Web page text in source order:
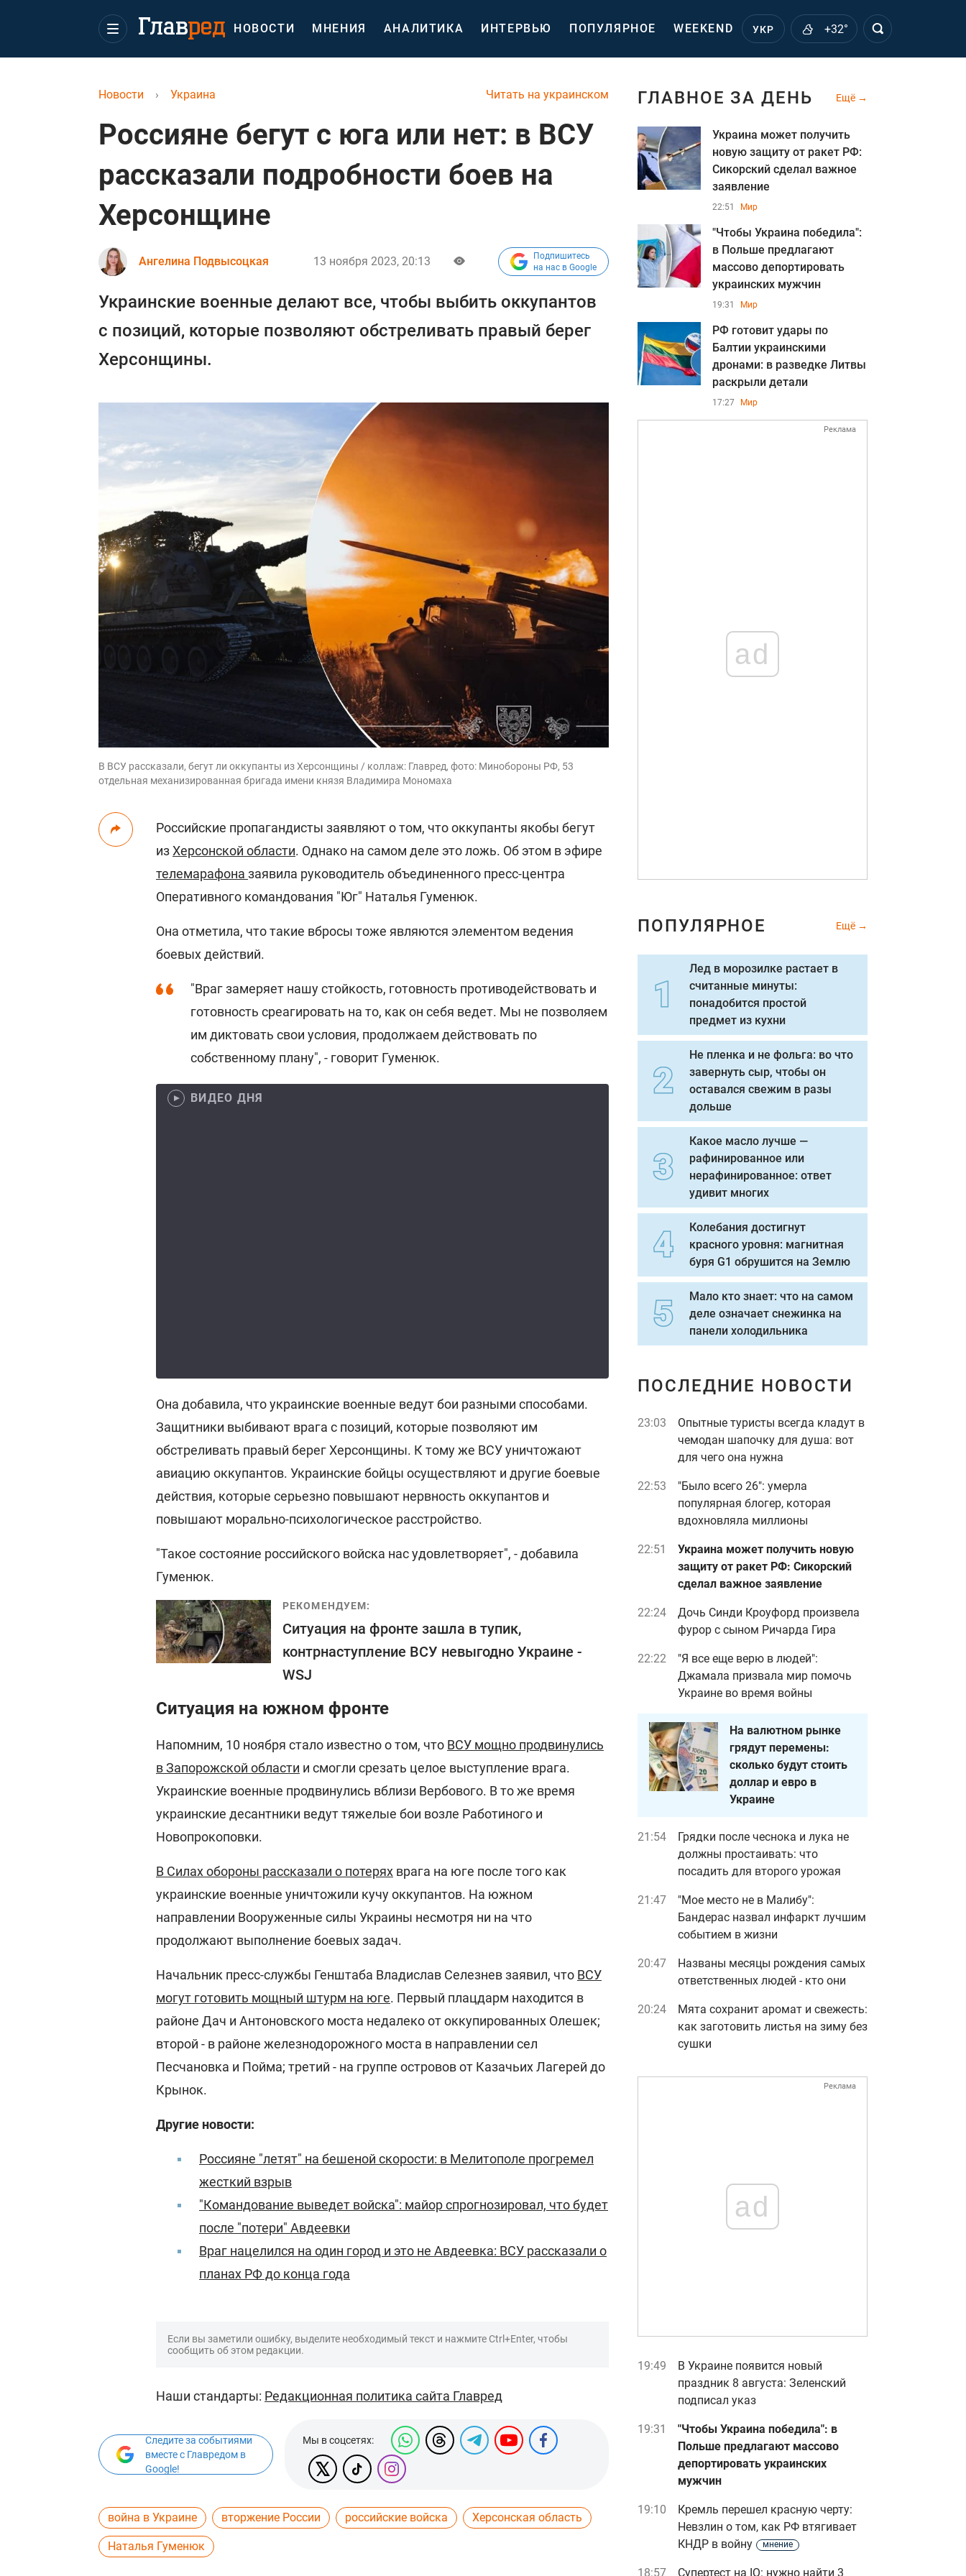
НОВОСТИ МНЕНИЯ АНАЛИТИКА ИНТЕРВЬЮ ПОПУЛЯРНОЕ WEEKEND УКР +32°
Читать на украинском
Новости › Украина
Россияне бегут с юга или нет: в ВСУ
рассказали подробности боев на
Херсонщине
Ангелина Подвысоцкая 13 ноября 2023, 20:13
Подпишитесь
на нас в Google
Украинские военные делают все, чтобы выбить оккупантов
с позиций, которые позволяют обстреливать правый берег
Херсонщины.
В ВСУ рассказали, бегут ли оккупанты из Херсонщины / коллаж: Главред, фото: Минобороны РФ, 53
отдельная механизированная бригада имени князя Владимира Мономаха
Российские пропагандисты заявляют о том, что оккупанты якобы бегут
изХерсонской области. Однако на самом деле это ложь. Об этом в эфире
телемарафона заявила руководитель объединенного пресс-центра
Оперативного командования "Юг" Наталья Гуменюк.
Она отметила, что такие вбросы тоже являются элементом ведения
боевых действий.
"Враг замеряет нашу стойкость, готовность противодействовать и
готовность среагировать на то, как он себя ведет. Мы не позволяем
им диктовать свои условия, продолжаем действовать по
собственному плану", - говорит Гуменюк.
ВИДЕО ДНЯ
Она добавила, что украинские военные ведут бои разными способами.
Защитники выбивают врага с позиций, которые позволяют им
обстреливать правый берег Херсонщины. К тому же ВСУ уничтожают
авиацию оккупантов. Украинские бойцы осуществляют и другие боевые
действия, которые серьезно повышают нервность оккупантов и
повышают морально-психологическое расстройство.
"Такое состояние российского войска нас удовлетворяет", - добавила
Гуменюк.
РЕКОМЕНДУЕМ:
Ситуация на фронте зашла в тупик,
контрнаступление ВСУ невыгодно Украине -
WSJ
Ситуация на южном фронте
Напомним, 10 ноября стало известно о том, что ВСУ мощно продвинулись
в Запорожской области и смогли срезать целое выступление врага.
Украинские военные продвинулись вблизи Вербового. В то же время
украинские десантники ведут тяжелые бои возле Работиного и
Новопрокоповки.
В Силах обороны рассказали о потерях врага на юге после того как
украинские военные уничтожили кучу оккупантов. На южном
направлении Вооруженные силы Украины несмотря ни на что
продолжают выполнение боевых задач.
Начальник пресс-службы Генштаба Владислав Селезнев заявил, что ВСУ
могут готовить мощный штурм на юге. Первый плацдарм находится в
районе Дач и Антоновского моста недалеко от оккупированных Олешек;
второй - в районе железнодорожного моста в направлении сел
Песчановка и Пойма; третий - на группе островов от Казачьих Лагерей до
Крынок.
Другие новости:
Россияне "летят" на бешеной скорости: в Мелитополе прогремел
жесткий взрыв
"Командование выведет войска": майор спрогнозировал, что будет
после "потери" Авдеевки
Враг нацелился на один город и это не Авдеевка: ВСУ рассказали о
планах РФ до конца года
Если вы заметили ошибку, выделите необходимый текст и нажмите Ctrl+Enter, чтобы
сообщить об этом редакции.
Наши стандарты: Редакционная политика сайта Главред
Следите за событиями
вместе с Главредом в
Google!
Мы в соцсетях:
война в Украине вторжение России российские войска Херсонская область
Наталья Гуменюк
ГЛАВНОЕ ЗА ДЕНЬ Ещё
Украина может получить
новую защиту от ракет РФ:
Сикорский сделал важное
заявление
22:51 Мир
"Чтобы Украина победила":
в Польше предлагают
массово депортировать
украинских мужчин
19:31 Мир
РФ готовит удары по
Балтии украинскими
дронами: в разведке Литвы
раскрыли детали
17:27 Мир
Реклама
ad
ПОПУЛЯРНОЕ Ещё
Лед в морозилке растает в
считанные минуты:
понадобится простой
предмет из кухни
Не пленка и не фольга: во что
завернуть сыр, чтобы он
оставался свежим в разы
дольше
Какое масло лучше —
рафинированное или
нерафинированное: ответ
удивит многих
Колебания достигнут
красного уровня: магнитная
буря G1 обрушится на Землю
Мало кто знает: что на самом
деле означает снежинка на
панели холодильника
ПОСЛЕДНИЕ НОВОСТИ
23:03
Опытные туристы всегда кладут в
чемодан шапочку для душа: вот
для чего она нужна
22:53
"Было всего 26": умерла
популярная блогер, которая
вдохновляла миллионы
22:51
Украина может получить новую
защиту от ракет РФ: Сикорский
сделал важное заявление
22:24
Дочь Синди Кроуфорд произвела
фурор с сыном Ричарда Гира
22:22
"Я все еще верю в людей":
Джамала призвала мир помочь
Украине во время войны
На валютном рынке
грядут перемены:
сколько будут стоить
доллар и евро в
Украине
21:54
Грядки после чеснока и лука не
должны простаивать: что
посадить для второго урожая
21:47
"Мое место не в Малибу":
Бандерас назвал инфаркт лучшим
событием в жизни
20:47
Названы месяцы рождения самых
ответственных людей - кто они
20:24
Мята сохранит аромат и свежесть:
как заготовить листья на зиму без
сушки
Реклама
ad
19:49
В Украине появится новый
праздник 8 августа: Зеленский
подписал указ
19:31
"Чтобы Украина победила": в
Польше предлагают массово
депортировать украинских
мужчин
19:10
Кремль перешел красную черту:
Невзлин о том, как РФ втягивает
КНДР в войну
мнение
18:57 Супертест на IQ: нужно найти 3